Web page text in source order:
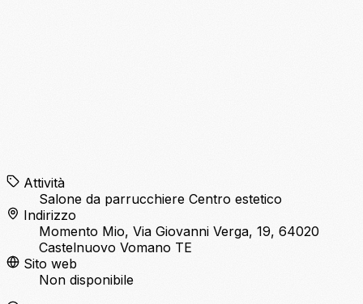
Attività
Salone da parrucchiere Centro estetico
Indirizzo
Momento Mio, Via Giovanni Verga, 19, 64020
Castelnuovo Vomano TE
Sito web
Non disponibile